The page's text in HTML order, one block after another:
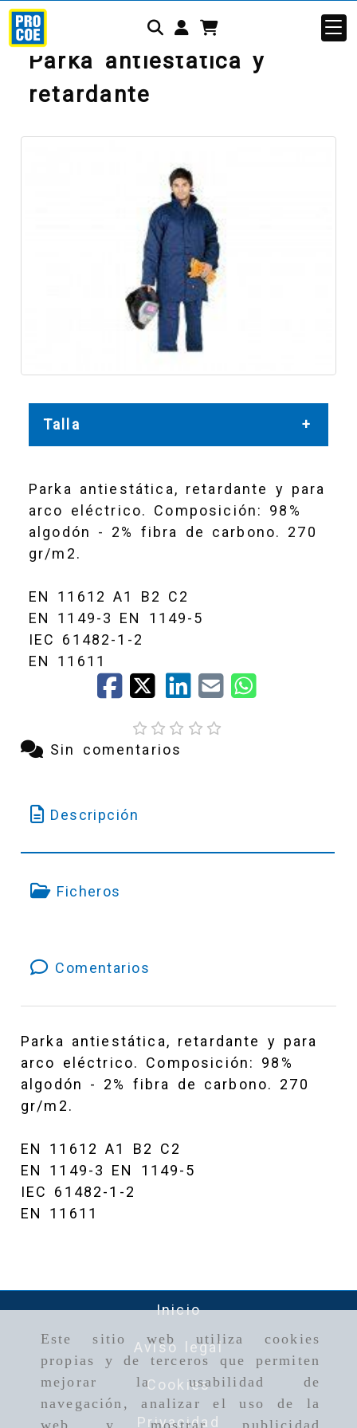
Este sitio web utiliza cookies
propias y de terceros que permiten
mejorar la usabilidad de
navegación, analizar el uso de la
Identifícate
Parka antiestática y
retardante
Talla
M
S
Parka antiestática, retardante y para
arco eléctrico. Composición: 98%
algodón - 2% fibra de carbono. 270
gr/m2.
EN 11612 A1 B2 C2
EN 1149-3 EN 1149-5
IEC 61482-1-2
EN 11611
Sin comentarios
Descripción
Ficheros
Comentarios
Parka antiestática, retardante y para
arco eléctrico. Composición: 98%
algodón - 2% fibra de carbono. 270
gr/m2.
EN 11612 A1 B2 C2
EN 1149-3 EN 1149-5
IEC 61482-1-2
EN 11611
Inicio
Aviso legal
Cookies
Privacidad